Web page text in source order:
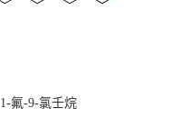
1-氟-9-氯壬烷